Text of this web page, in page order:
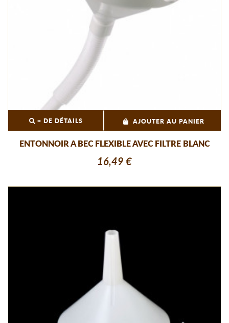
+ DE DÉTAILS AJOUTER AU PANIER
ENTONNOIR A BEC FLEXIBLE AVEC FILTRE BLANC
16,49 €